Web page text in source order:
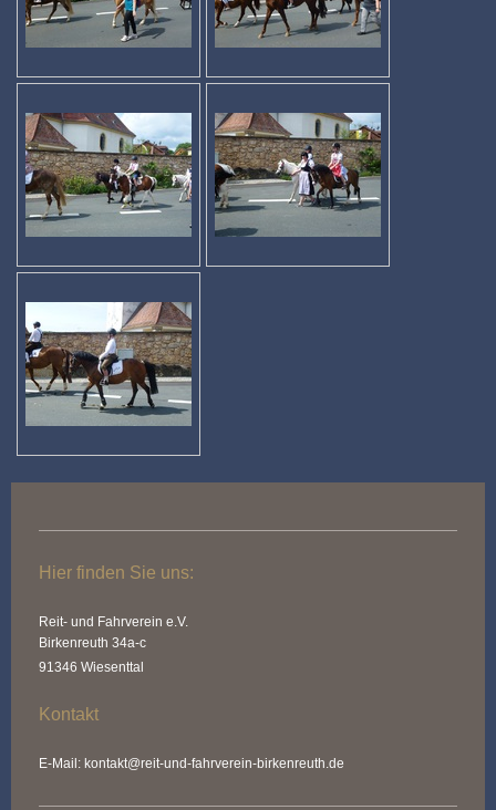
Hier finden Sie uns:
Reit- und Fahrverein e.V.
Birkenreuth 34a-c
91346 Wiesenttal
Kontakt
E-Mail: kontakt@reit-und-fahrverein-birkenreuth.de